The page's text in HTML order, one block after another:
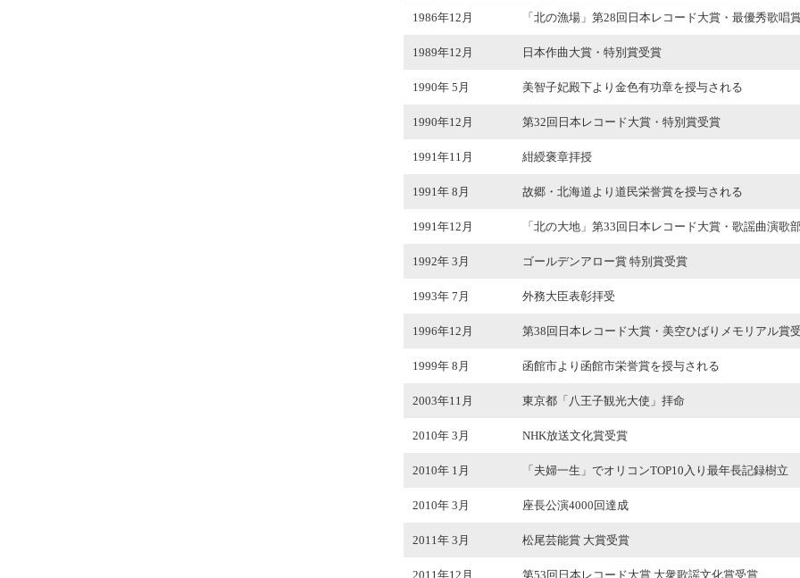
1986年12月 「北の漁場」第28回日本レコード大賞・最優秀歌唱
1989年12月 日本作曲大賞・特別賞受賞
1990年 5月 美智子妃殿下より金色有功章を授与される
1990年12月 第32回日本レコード大賞・特別賞受賞
1991年11月 紺綬褒章拝授
1991年 8月 故郷・北海道より道民栄誉賞を授与される
1991年12月 「北の大地」第33回日本レコード大賞・歌謡曲演歌
1992年 3月 ゴールデンアロー賞 特別賞受賞
1993年 7月 外務大臣表彰拝受
1996年12月 第38回日本レコード大賞・美空ひばりメモリアル賞
1999年 8月 函館市より函館市栄誉賞を授与される
2003年11月 東京都「八王子観光大使」拝命
2010年 3月 NHK放送文化賞受賞
2010年 1月 「夫婦一生」でオリコンTOP10入り最年長記録樹立
2010年 3月 座長公演4000回達成
2011年 3月 松尾芸能賞 大賞受賞
2011年12月 第53回日本レコード大賞 大衆歌謡文化賞受賞